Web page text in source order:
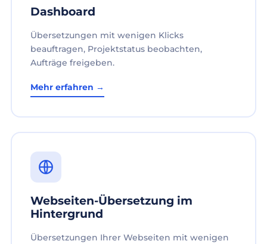
Dashboard
Übersetzungen mit wenigen Klicks
beauftragen, Projektstatus beobachten,
Aufträge freigeben.
Mehr erfahren →
Webseiten-Übersetzung im
Hintergrund
Übersetzungen Ihrer Webseiten mit wenigen